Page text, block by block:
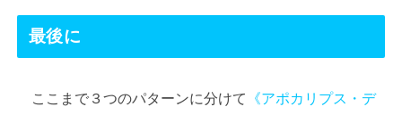
最後に
ここまで３つのパターンに分けて 《アポカリプス・デ